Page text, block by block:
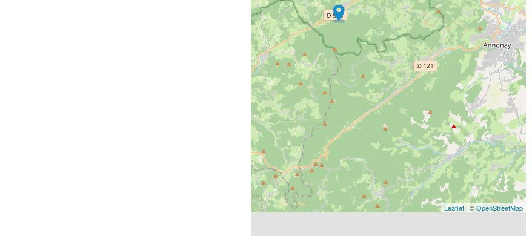
Leaflet | ©OpenStreetMap